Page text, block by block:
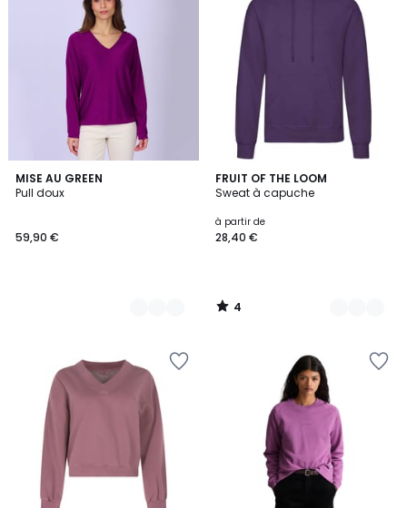
MISE AU GREEN
Pull doux
59,90 €
2
Couleurs
FRUIT OF THE LOOM
Sweat à capuche
à partir de
28,40 €
4
/
19
Couleurs
4
/